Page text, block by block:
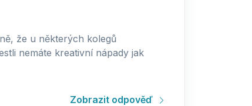
že u některých kolegů
nemáte kreativní nápady jak
Zobrazit odpověď